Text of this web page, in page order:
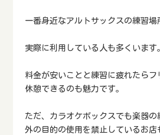
一番身近なアルトサックスの練習場
実際に利用している人も多くいます
料金が安いことと練習に疲れたらフ
休憩できるのも魅力です。
ただ、カラオケボックスでも楽器の
外の目的の使用を禁止しているお店